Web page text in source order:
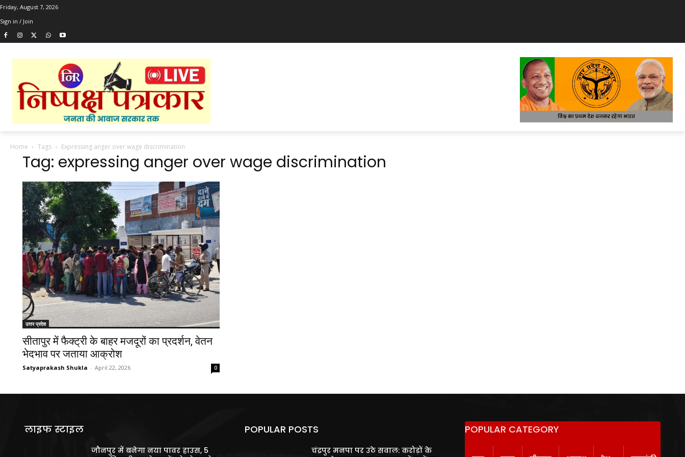
Friday, August 7, 2026
Sign in / Join
Home Tags Expressing anger over wage discrimination
Tag: expressing anger over wage discrimination
उत्तर प्रदेश
सीतापुर में फैक्ट्री के बाहर मजदूरों का प्रदर्शन, वेतन
भेदभाव पर जताया आक्रोश
Satyaprakash Shukla - April 22, 2026 0
लाइफ स्टाइल
जौनपुर में बनेगा नया पावर हाउस, 5
POPULAR POSTS
चंद्रपुर मनपा पर उठे सवाल: करोड़ों के
POPULAR CATEGORY